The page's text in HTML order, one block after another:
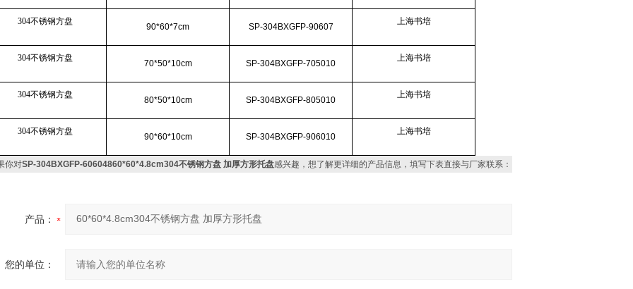
304不锈钢方盘
90*60*7cm SP-304BXGFP-90607
上海书培
304不锈钢方盘
70*50*10cm SP-304BXGFP-705010
上海书培
304不锈钢方盘
80*50*10cm SP-304BXGFP-805010
上海书培
304不锈钢方盘
90*60*10cm SP-304BXGFP-906010
上海书培
对SP-304BXGFP-60604860*60*4.8cm304不锈钢方盘 加厚方形托盘感兴趣，想了解更详细的产品信息，填写下表直接与厂家联系：
产品：
您的单位：